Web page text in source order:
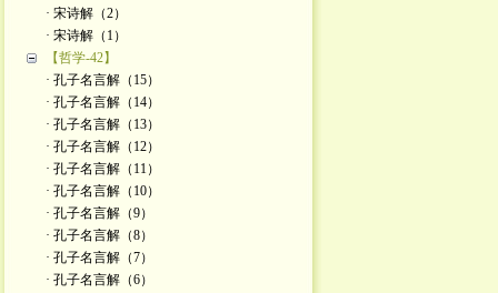
· 宋诗解（2）
· ​宋诗解（1）
【哲学-42】
· 孔子名言解（15）
· 孔子名言解（14）
· 孔子名言解（13）
· 孔子名言解（12）
· 孔子名言解（11）
· 孔子名言解（10）
· 孔子名言解（9）
· 孔子名言解（8）
· 孔子名言解（7）
· 孔子名言解（6）